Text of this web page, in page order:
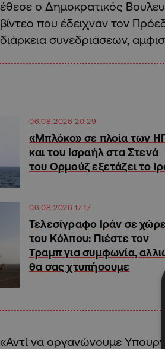
έθεσε ο Δημοκρατικός
βίντεο που έδειχναν τον
διάρκεια συνεδριάσεων,
06.08.2026 20:29
«Μπλόκο» σε πλοία των
και του Ισραήλ στα Στενά
του Ορμούζ εξετάζει το
06.08.2026 17:17
Τελεσίγραφο Ιράν σε
του Κόλπου: Πιέστε τον
Τραμπ για συμφωνία,
θα σας χτυπήσουμε
«Αντί να οργανώνουμε